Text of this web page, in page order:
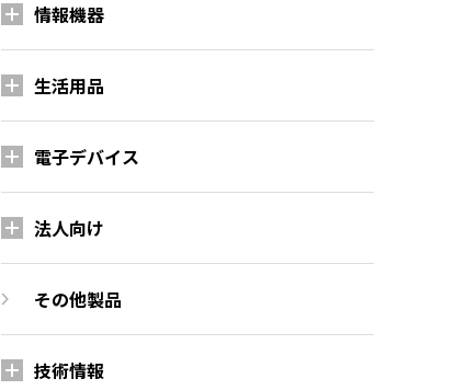
情報機器
生活用品
電子デバイス
法人向け
その他製品
技術情報